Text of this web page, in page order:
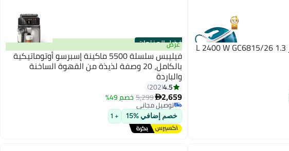
فيليبس جهاز كي بالبخار 1.3 L 2400 W GC6815/26 أفضل المنتجات
عرض
فيليبس سلسلة 5500 ماكينة إسبرسو أوتوماتيكية
بالكامل، 20 وصفة لذيذة من القهوة الساخنة
والباردة
4.5
202
2,659
5,299 خصم 49%
#2 في آلات القهوة (الأجهزة الصغيرة)
أقل سعر في 7 يوم
توصيل مجاني
#2 في آلات القهوة (الأجهزة الصغيرة)
خصم إضافي %15 + 1